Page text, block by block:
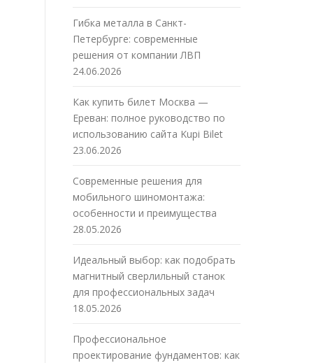
Гибка металла в Санкт-
Петербурге: современные
решения от компании ЛВП
24.06.2026
Как купить билет Москва —
Ереван: полное руководство по
использованию сайта Kupi Bilet
23.06.2026
Современные решения для
мобильного шиномонтажа:
особенности и преимущества
28.05.2026
Идеальный выбор: как подобрать
магнитный сверлильный станок
для профессиональных задач
18.05.2026
Профессиональное
проектирование фундаментов: как